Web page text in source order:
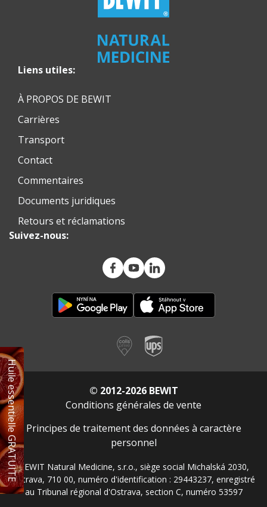
Huile essentielle GRATUITE
Liens utiles:
À PROPOS DE BEWIT
Carrières
Transport
Contact
Commentaires
Documents juridiques
Retours et réclamations
Suivez-nous:
© 2012-2026 BEWIT
Conditions générales de vente
Principes de traitement des données à caractère
personnel
BEWIT Natural Medicine, s.r.o., siège social Michalská 2030,
Ostrava, 710 00, numéro d'identification : 29443237, enregistré
au Tribunal régional d'Ostrava, section C, numéro 53597